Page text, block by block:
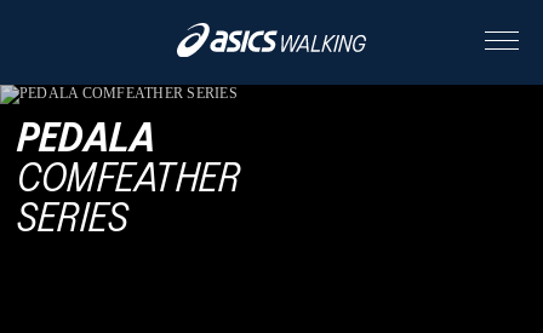
ABOUT
PEDALA
COMFEATHER
SERIES